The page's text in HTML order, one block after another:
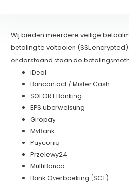
Wij bieden meerdere veilige
betaling te voltooien (SSL
onderstaand staan de
iDeal
Bancontact / Mister Cash
SOFORT Banking
EPS uberweisung
Giropay
MyBank
Payconiq
Przelewy24
MultiBanco
Bank Overboeking (SCT)